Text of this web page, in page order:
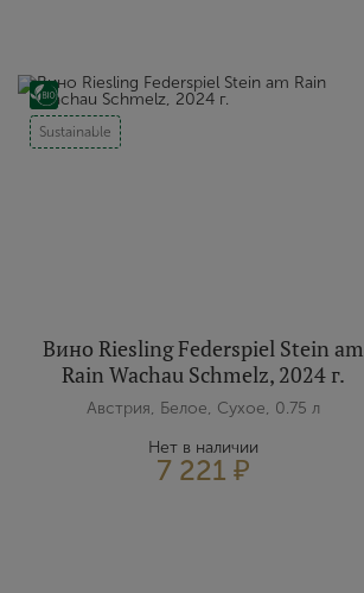
Sustainable
Вино Riesling Federspiel Stein am
Rain Wachau Schmelz, 2024 г.
Австрия, Белое, Сухое, 0.75 л
Нет в наличии
7 221 ₽